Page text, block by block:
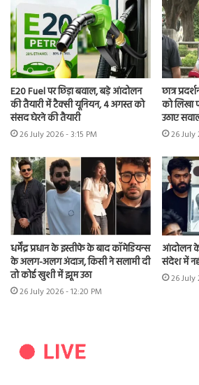
E20 Fuel पर छिड़ा बवाल, बड़े आंदोलन
की तैयारी में टैक्सी यूनियन, 4 अगस्त को
संसद घेरने की तैयारी
26 July 2026 - 3:15 PM
छात्र
को लिखा
उठाए
26 July
धर्मेंद्र प्रधान के इस्तीफे के बाद कॉमेडियन्स
के अलग-अलग अंदाज, किसी ने सलामी दी
तो कोई खुशी में झूम उठा
26 July 2026 - 12:20 PM
आंदोलन
संदेश में
26 July